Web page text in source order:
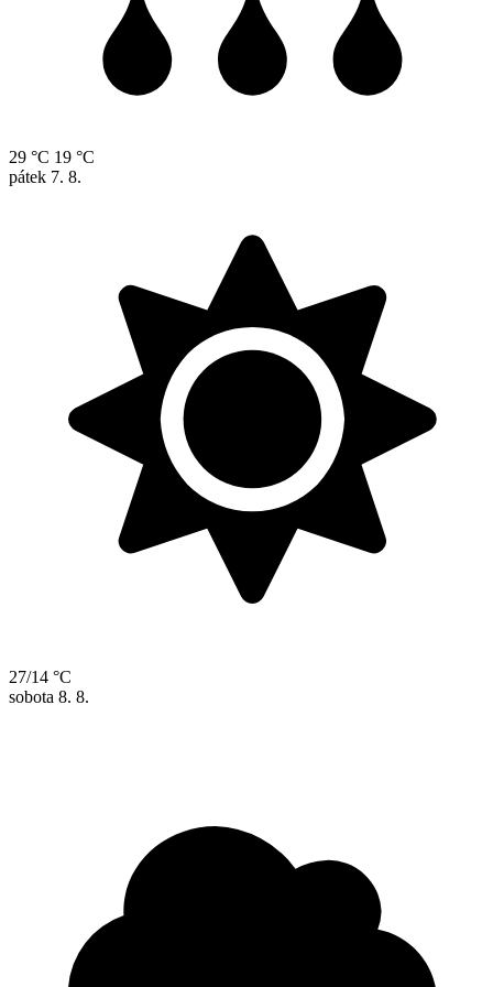
29 °C 19 °C
pátek 7. 8.
27/14 °C
sobota 8. 8.